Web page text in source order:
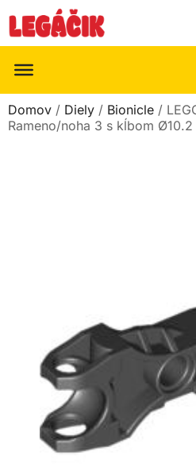
Domov / Diely / Bionicle /
Rameno/noha 3 s kĺbom Ø10.2